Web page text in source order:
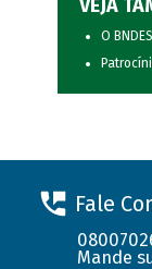
VEJA
O
Fale
Mande